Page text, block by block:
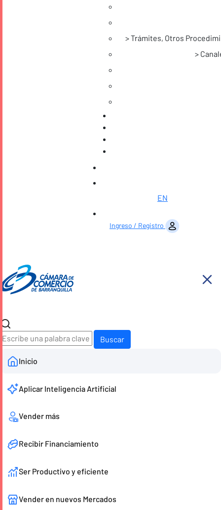
Trámites, Otros
EN
Ingreso / Registro
Buscador
Inicio
Aplicar Inteligencia Artificial
Vender más
Recibir Financiamiento
Ser Productivo y eficiente
Vender en nuevos Mercados